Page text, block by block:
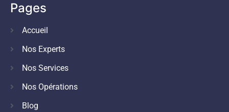
Pages
Accueil
Nos Experts
Nos Services
Nos Opérations
Blog